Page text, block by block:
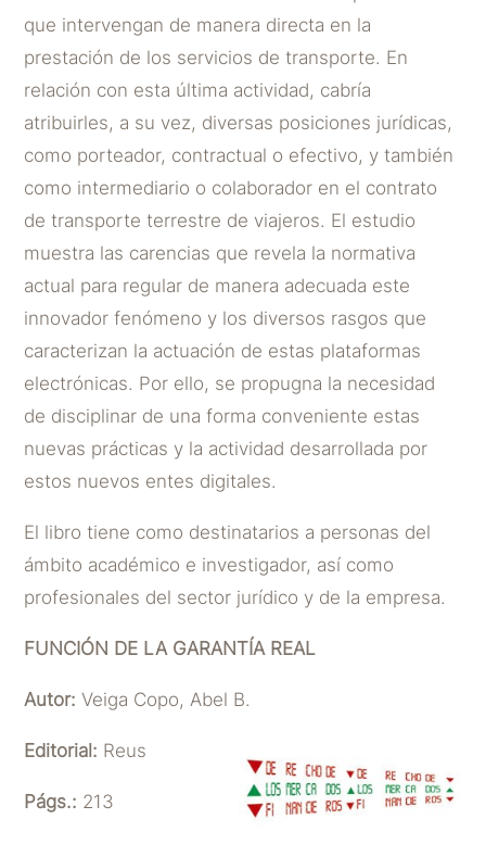
que intervengan de manera directa en la
prestación de los servicios de transporte. En
relación con esta última actividad, cabría
atribuirles, a su vez, diversas posiciones jurídicas,
como porteador, contractual o efectivo, y también
como intermediario o colaborador en el contrato
de transporte terrestre de viajeros. El estudio
muestra las carencias que revela la normativa
actual para regular de manera adecuada este
innovador fenómeno y los diversos rasgos que
caracterizan la actuación de estas plataformas
electrónicas. Por ello, se propugna la necesidad
de disciplinar de una forma conveniente estas
nuevas prácticas y la actividad desarrollada por
estos nuevos entes digitales.
El libro tiene como destinatarios a personas del
ámbito académico e investigador, así como
profesionales del sector jurídico y de la empresa.
FUNCIÓN DE LA GARANTÍA REAL
Autor:Veiga Copo, Abel B.
Editorial: Reus
Págs.: 213